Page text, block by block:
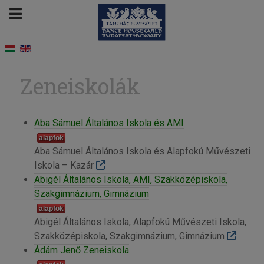
Zeneiskolák
Aba Sámuel Általános Iskola és AMI
alapfok
Aba Sámuel Általános Iskola és Alapfokú Művészeti
Iskola – Kazár
Abigél Általános Iskola, AMI, Szakközépiskola,
Szakgimnázium, Gimnázium
alapfok
Abigél Általános Iskola, Alapfokú Művészeti Iskola,
Szakközépiskola, Szakgimnázium, Gimnázium
Ádám Jenő Zeneiskola